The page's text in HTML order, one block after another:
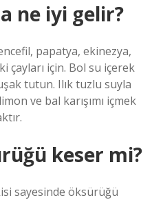
ne iyi gelir?
papatya, ekinezya,
çayları için. Bol su içerek
tutun. Ilık tuzlu suyla
ve bal karışımı içmek
keser mi?
sayesinde öksürüğü